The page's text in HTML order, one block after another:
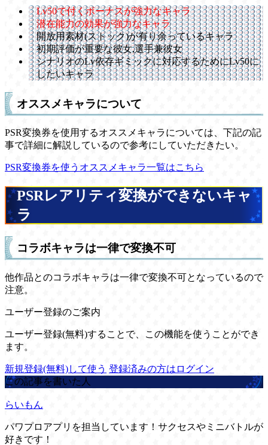
Lv50で付くボーナスが強力なキャラ
潜在能力の効果が強力なキャラ
開放用素材(ストック)が有り余っているキャラ
初期評価が重要な彼女,選手兼彼女
シナリオのLv依存ギミックに対応するためにLv50に
したいキャラ
オススメキャラについて
PSR変換券を使用するオススメキャラについては、下記の記
事で詳細に解説しているので参考にしていただきたい。
PSR変換券を使うオススメキャラ一覧はこちら
PSRレアリティ変換ができないキャ
ラ
コラボキャラは一律で変換不可
他作品とのコラボキャラは一律で変換不可となっているので
注意。
ユーザー登録のご案内
ユーザー登録(無料)することで、この機能を使うことができ
ます。
新規登録(無料)して使う 登録済みの方はログイン
この記事を書いた人
らいもん
パワプロアプリを担当しています！サクセスやミニバトルが
好きです！